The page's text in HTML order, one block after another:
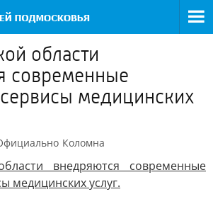
области
современные
медицинских
Коломна
внедряются современные
медицинских услуг.